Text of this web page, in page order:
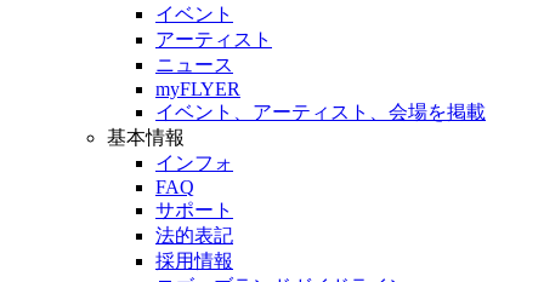
イベント
アーティスト
ニュース
myFLYER
イベント、アーティスト、会場を掲載
基本情報
インフォ
FAQ
サポート
法的表記
採用情報